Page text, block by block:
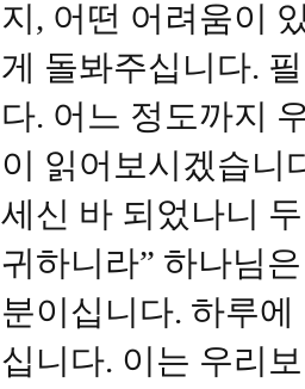
지, 어떤 어려움이
게 돌봐주십니다.
다. 어느 정도까지
이 읽어보시겠습니
세신 바 되었나니
귀하니라” 하나님
분이십니다. 하루
십니다. 이는 우리